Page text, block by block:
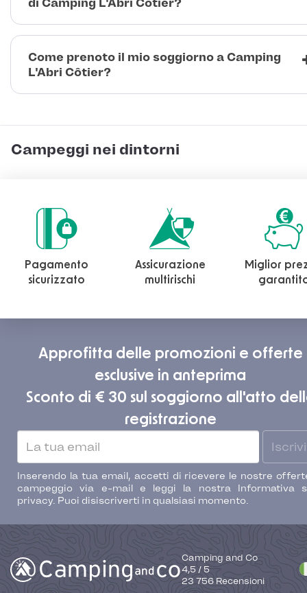
di Camping L'Abri Côtier?
Come prenoto il mio soggiorno a Camping
L'Abri Côtier?
Campeggi nei dintorni
Pagamento
sicurizzato
Assicurazione
multirischi
Miglior
Approfitta delle promozioni e offerte
esclusive in anteprima
Sconto di € 30 sul soggiorno all'atto
registrazione
Inserendo la tua email, accetti di ricevere le nostre
campeggio via e-mail e leggi la nostra Informativa
privacy. Puoi disiscriverti in qualsiasi momento.
Camping and Co
4,5 / 5
23 756 Recensioni